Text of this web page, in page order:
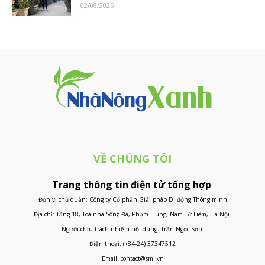
02/08/2026
VỀ CHÚNG TÔI
Trang thông tin điện tử tổng hợp
Đơn vị chủ quản: Công ty Cổ phần Giải pháp Di động Thông minh
Địa chỉ: Tầng 18, Toà nhà Sông Đà, Phạm Hùng, Nam Từ Liêm, Hà Nội.
Người chịu trách nhiệm nội dung: Trần Ngọc Sơn.
Điện thoại: (+84-24) 37347512
Email: contact@smi.vn